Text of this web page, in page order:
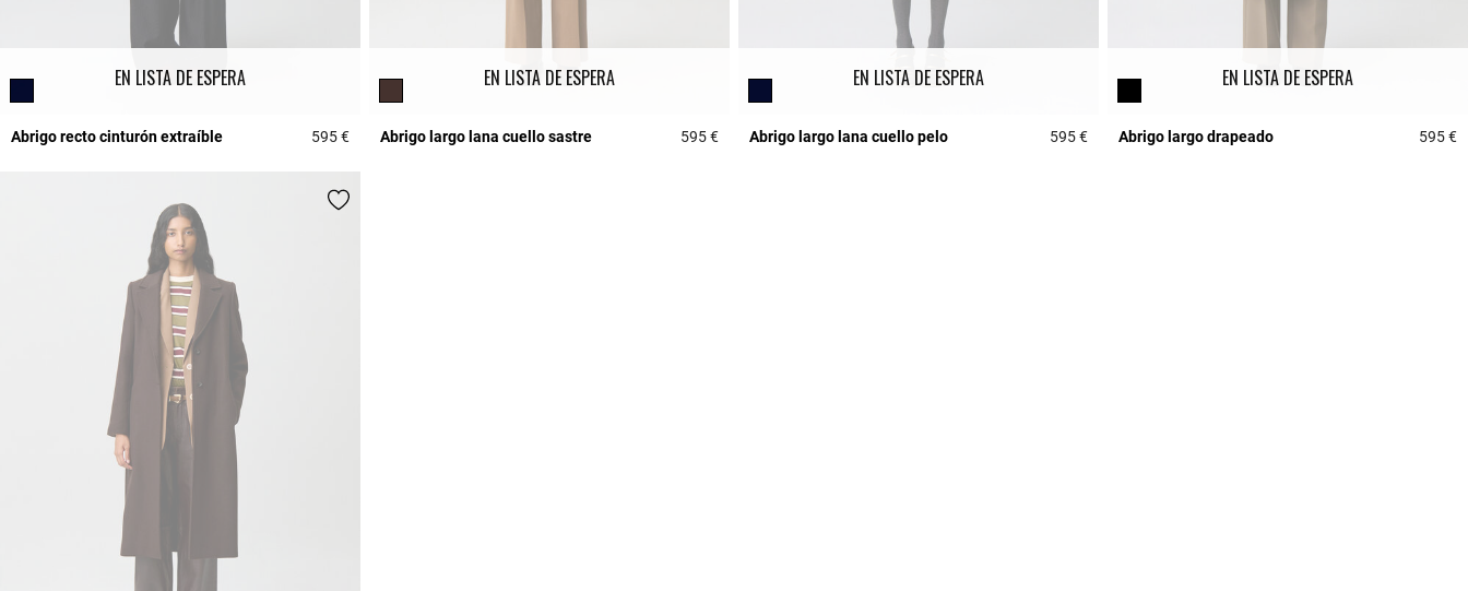
EN LISTA DE ESPERA
Abrigo recto cinturón extraíble 595 €3,9 out of 5 Customer Rating
EN LISTA DE ESPERA
Abrigo largo lana cuello sastre 595 €4,9 out of 5 Customer Rating
EN LISTA DE ESPERA
Abrigo largo lana cuello pelo 595 €3,9 out of 5 Customer Rating
EN LISTA DE ESPERA
Abrigo largo drapeado 595 €